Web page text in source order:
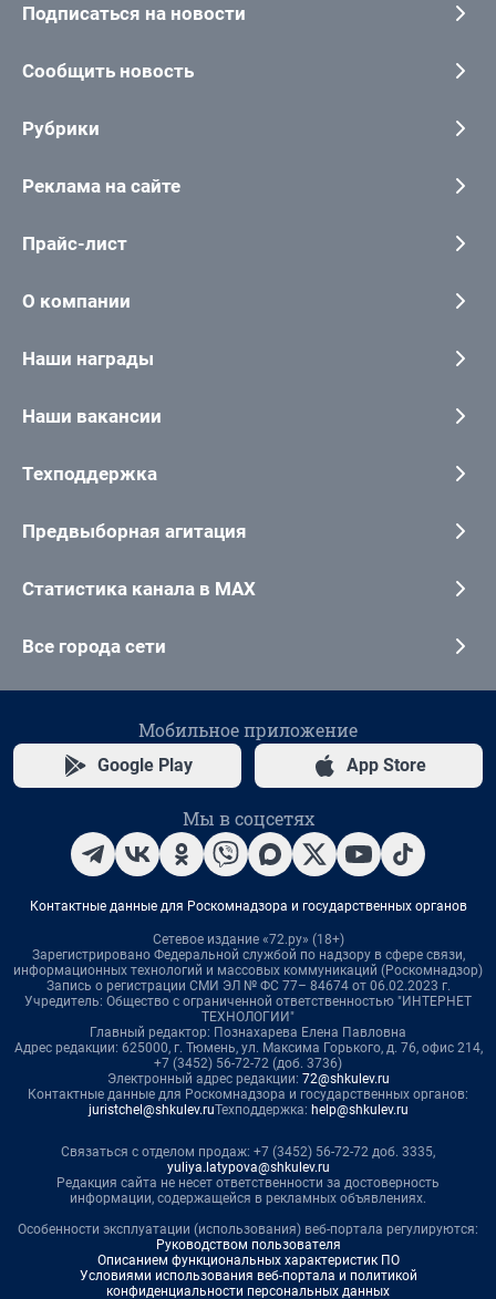
Подписаться на новости
Сообщить новость
Рубрики
Реклама на сайте
Прайс-лист
О компании
Наши награды
Наши вакансии
Техподдержка
Предвыборная агитация
Статистика канала в MAX
Все города сети
Мобильное приложение
Google Play App Store
Мы в соцсетях
Контактные данные для Роскомнадзора и государственных органов
Сетевое издание «72.ру» (18+)
Зарегистрировано Федеральной службой по надзору в сфере связи,
информационных технологий и массовых коммуникаций (Роскомнадзор)
Запись о регистрации СМИ ЭЛ № ФС 77– 84674 от 06.02.2023 г.
Учредитель: Общество с ограниченной ответственностью "ИНТЕРНЕТ
ТЕХНОЛОГИИ"
Главный редактор: Познахарева Елена Павловна
Адрес редакции: 625000, г. Тюмень, ул. Максима Горького, д. 76, офис 214,
+7 (3452) 56-72-72 (доб. 3736)
Электронный адрес редакции: 72@shkulev.ru
Контактные данные для Роскомнадзора и государственных органов:
juristchel@shkulev.ruТехподдержка: help@shkulev.ru
Связаться с отделом продаж: +7 (3452) 56-72-72 доб. 3335,
yuliya.latypova@shkulev.ru
Редакция сайта не несет ответственности за достоверность
информации, содержащейся в рекламных объявлениях.
Особенности эксплуатации (использования) веб-портала регулируются:
Руководством пользователя
Описанием функциональных характеристик ПО
Условиями использования веб-портала и политикой
конфиденциальности персональных данных